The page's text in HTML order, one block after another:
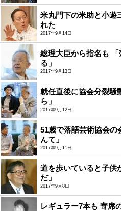
米丸門下の米助と小遊
れた
2017年9月14日
総理大臣から指名も
る」
2017年9月13日
就任直後に協会分裂騒
ら」
2017年9月12日
51歳で落語芸術協会の
んて」
2017年9月11日
道を歩いていると子供
だ」
2017年9月8日
レギュラー7本も 寄席